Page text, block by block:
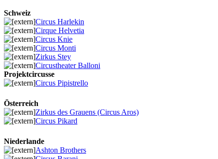
Schweiz
Circus Harlekin
Cirque Helvetia
Circus Knie
Circus Monti
Zirkus Stey
Circustheater Balloni
Projektcircusse
Circus Pipistrello
Österreich
Zirkus des Grauens (Circus Aros)
Circus Pikard
Niederlande
Ashton Brothers